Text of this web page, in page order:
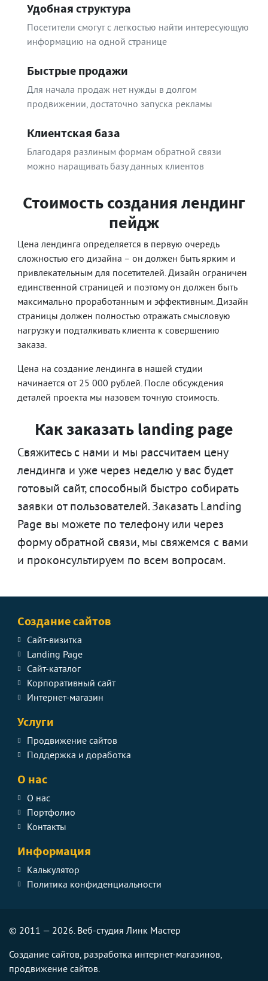
Удобная структура
Посетители смогут с легкостью найти интересующую
информацию на одной странице
Быстрые продажи
Для начала продаж нет нужды в долгом
продвижении, достаточно запуска рекламы
Клиентская база
Благодаря разлиным формам обратной связи
можно наращивать базу данных клиентов
Стоимость создания лендинг
пейдж
Цена лендинга определяется в первую очередь
сложностью его дизайна – он должен быть ярким и
привлекательным для посетителей. Дизайн ограничен
единственной страницей и поэтому он должен быть
максимально проработанным и эффективным. Дизайн
страницы должен полностью отражать смысловую
нагрузку и подталкивать клиента к совершению
заказа.
Цена на создание лендинга в нашей студии
начинается от 25 000 рублей. После обсуждения
деталей проекта мы назовем точную стоимость.
Как заказать landing page
Свяжитесь с нами и мы рассчитаем цену
лендинга и уже через неделю у вас будет
готовый сайт, способный быстро собирать
заявки от пользователей. Заказать Landing
Page вы можете по телефону или через
форму обратной связи, мы свяжемся с вами
и проконсультируем по всем вопросам.
Создание сайтов
Сайт-визитка
Landing Page
Сайт-каталог
Корпоративный сайт
Интернет-магазин
Услуги
Продвижение сайтов
Поддержка и доработка
О нас
О нас
Портфолио
Контакты
Информация
Калькулятор
Политика конфиденциальности
© 2011 — 2026. Веб-студия Линк Мастер
Создание сайтов, разработка интернет-магазинов,
продвижение сайтов.